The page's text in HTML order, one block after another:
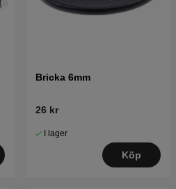
Bricka 6mm
26 kr
I lager
Köp